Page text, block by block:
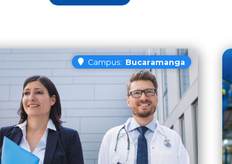
Campus: Bucaramanga